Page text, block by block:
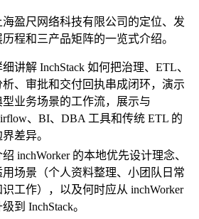
海盈尺网络科技有限公司的定位、发
历程和三产品矩阵的一览式介绍。
细讲解 InchStack 如何把治理、ETL、
析、审批和交付回执串成闭环，演示
型业务场景的工作流，展示与
、BI、DBA 工具和传统 ETL 的
差异。
绍 inchWorker 的本地优先设计理念、
用场景（个人资料整理、小团队日常
识工作），以及何时应从 inchWorker
到 InchStack。